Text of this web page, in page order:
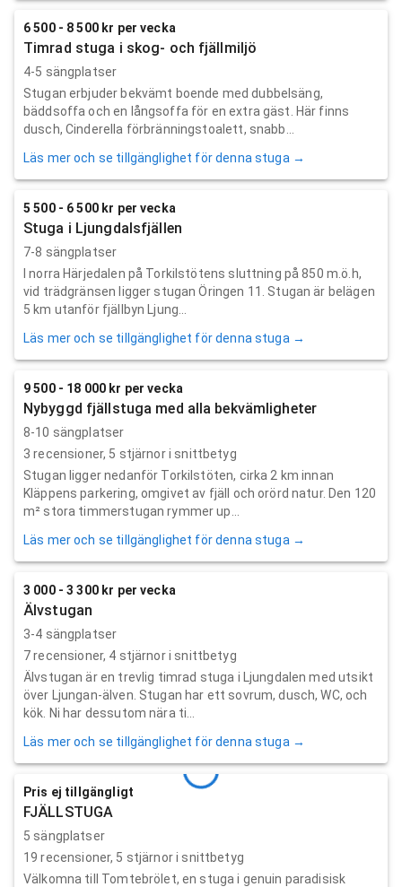
6 500 - 8 500 kr per vecka
Timrad stuga i skog- och fjällmiljö
4-5 sängplatser
Stugan erbjuder bekvämt boende med dubbelsäng,
bäddsoffa och en långsoffa för en extra gäst. Här finns
dusch, Cinderella förbränningstoalett, snabb...
Läs mer och se tillgänglighet för denna stuga →
5 500 - 6 500 kr per vecka
Stuga i Ljungdalsfjällen
7-8 sängplatser
I norra Härjedalen på Torkilstötens sluttning på 850 m.ö.h,
vid trädgränsen ligger stugan Öringen 11. Stugan är belägen
5 km utanför fjällbyn Ljung...
Läs mer och se tillgänglighet för denna stuga →
9 500 - 18 000 kr per vecka
Nybyggd fjällstuga med alla bekvämligheter
8-10 sängplatser
3 recensioner, 5 stjärnor i snittbetyg
Stugan ligger nedanför Torkilstöten, cirka 2 km innan
Kläppens parkering, omgivet av fjäll och orörd natur. Den 120
m² stora timmerstugan rymmer up...
Läs mer och se tillgänglighet för denna stuga →
3 000 - 3 300 kr per vecka
Älvstugan
3-4 sängplatser
7recensioner, 4 stjärnor i snittbetyg
Älvstugan är en trevlig timrad stuga i Ljungdalen med utsikt
över Ljungan-älven. Stugan har ett sovrum, dusch, WC, och
kök. Ni har dessutom nära ti...
Läs mer och se tillgänglighet för denna stuga →
Pris ej tillgängligt
FJÄLLSTUGA
5 sängplatser
19 recensioner, 5 stjärnor i snittbetyg
Välkomna till Tomtebrölet, en stuga i genuin paradisisk